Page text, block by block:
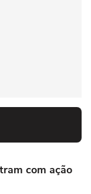
com ação